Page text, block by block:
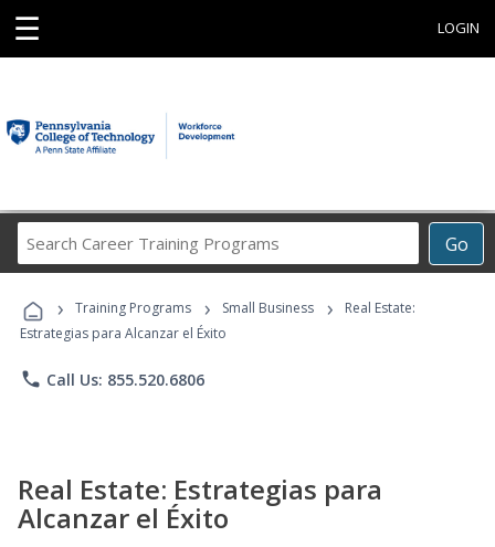
☰ LOGIN
Go
Career
Programs
› Training Programs › Small Business ›
Real Estate:
Estrategias para Alcanzar el Éxito
phone Call Us: 855.520.6806
Real Estate: Estrategias para
Alcanzar el Éxito